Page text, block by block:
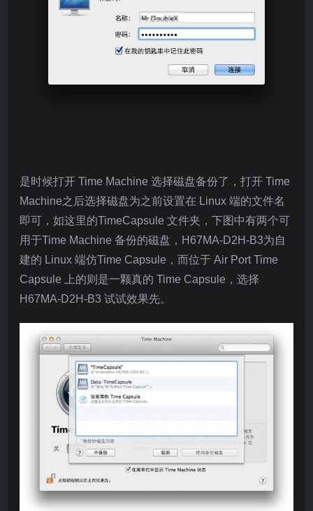
是时候打开 Time Machine 选择磁盘备份了，打开 Time
Machine之后选择磁盘为之前设置在 Linux 端的文件名
即可，如这里的TimeCapsule 文件夹，下图中有两个可
用于Time Machine 备份的磁盘，H67MA-D2H-B3为自
建的 Linux 端仿Time Capsule，而位于 Air Port Time
Capsule 上的则是一颗真的 Time Capsule，选择
H67MA-D2H-B3 试试效果先。